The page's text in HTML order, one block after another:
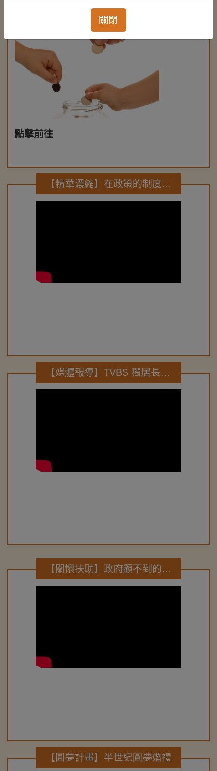
關閉
點擊前往
【精華濃縮】在政策的制度之外，我們能為偏鄉的老大人做什麼呢？ | 蔡智全 | TEDxDongWuU
【媒體報導】TVBS 獨居長者傷痛無人問 後山社工溫暖送關懷
【關懷扶助】政府顧不到的弱勢族群 協會伸援手(民視-在地真台灣節目報導)
【圓夢計畫】半世紀圓夢婚禮